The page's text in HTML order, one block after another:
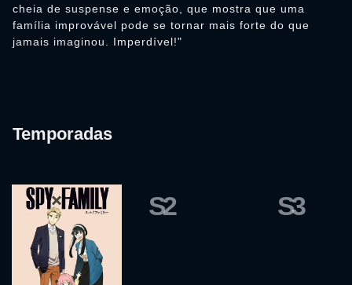
cheia de suspense e emoção, que mostra que uma
família improvável pode se tornar mais forte do que
jamais imaginou. Imperdível!"
Temporadas
S2 S3